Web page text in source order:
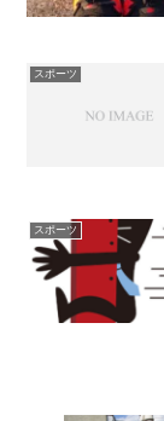
スポーツ
スポーツ